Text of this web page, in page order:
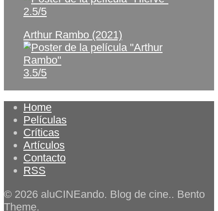
2.5/5
Arthur Rambo (2021)
3.5/5
Home
Películas
Críticas
Artículos
Contacto
RSS
© 2026 aluCINEando. Blog de cine.. Bento
Theme.